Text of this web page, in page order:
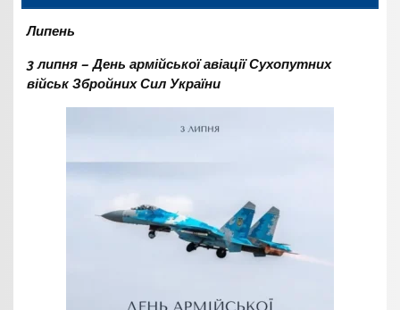
Липень
3 липня – День армійської авіації Сухопутних
військ Збройних Сил України